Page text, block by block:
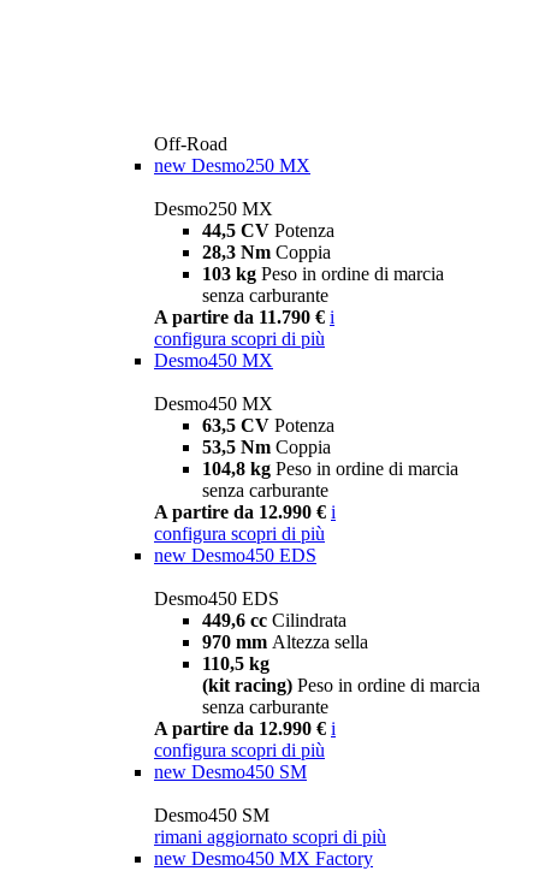
Off-Road
new Desmo250 MX
Desmo250 MX
44,5 CV Potenza
28,3 Nm Coppia
103 kg Peso in ordine di marcia
senza carburante
A partire da 11.790 € i
configura scopri di più
Desmo450 MX
Desmo450 MX
63,5 CV Potenza
53,5 Nm Coppia
104,8 kg Peso in ordine di marcia
senza carburante
A partire da 12.990 € i
configura scopri di più
new Desmo450 EDS
Desmo450 EDS
449,6 cc Cilindrata
970 mm Altezza sella
110,5 kg
(kit racing) Peso in ordine di marcia
senza carburante
A partire da 12.990 € i
configura scopri di più
new Desmo450 SM
Desmo450 SM
rimani aggiornato scopri di più
new Desmo450 MX Factory